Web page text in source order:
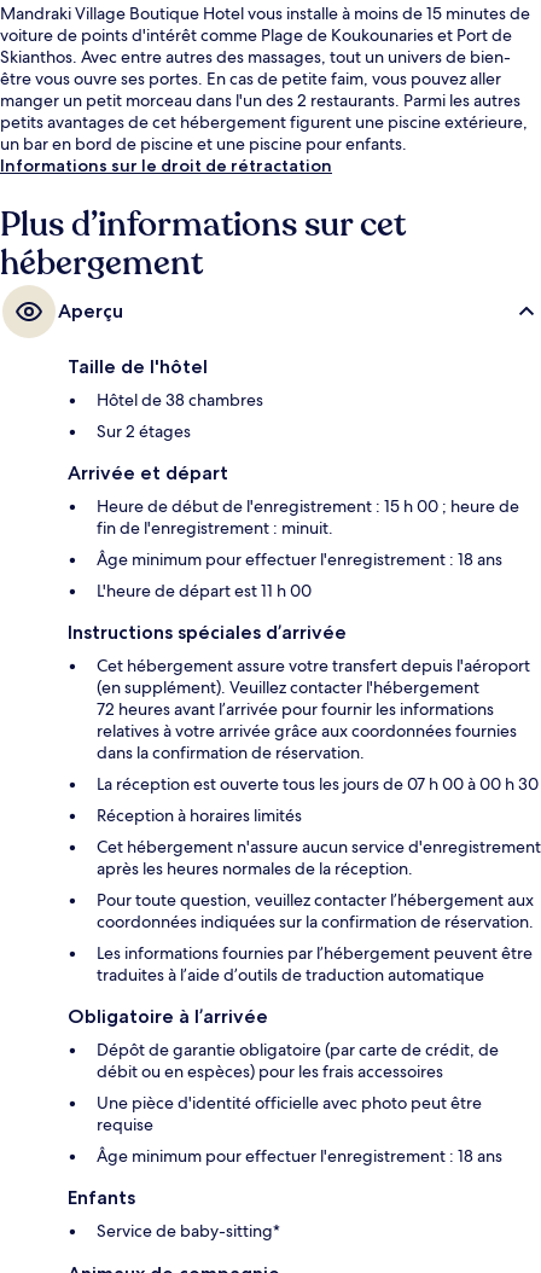
Mandraki Village Boutique Hotel vous installe à moins de 15 minutes de
voiture de points d'intérêt comme Plage de Koukounaries et Port de
Skianthos. Avec entre autres des massages, tout un univers de bien-
être vous ouvre ses portes. En cas de petite faim, vous pouvez aller
manger un petit morceau dans l'un des 2 restaurants. Parmi les autres
petits avantages de cet hébergement figurent une piscine extérieure,
un bar en bord de piscine et une piscine pour enfants.
Informations sur le droit de rétractation
Plus d’informations sur cet
hébergement
Aperçu
Taille de l'hôtel
Hôtel de 38 chambres
Sur 2 étages
Arrivée et départ
Heure de début de l'enregistrement : 15 h 00 ; heure de
fin de l'enregistrement : minuit.
Âge minimum pour effectuer l'enregistrement : 18 ans
L'heure de départ est 11 h 00
Instructions spéciales d’arrivée
Cet hébergement assure votre transfert depuis l'aéroport
(en supplément). Veuillez contacter l'hébergement
72 heures avant l’arrivée pour fournir les informations
relatives à votre arrivée grâce aux coordonnées fournies
dans la confirmation de réservation.
La réception est ouverte tous les jours de 07 h 00 à 00 h 30
Réception à horaires limités
Cet hébergement n'assure aucun service d'enregistrement
après les heures normales de la réception.
Pour toute question, veuillez contacter l’hébergement aux
coordonnées indiquées sur la confirmation de réservation.
Les informations fournies par l’hébergement peuvent être
traduites à l’aide d’outils de traduction automatique
Obligatoire à l’arrivée
Dépôt de garantie obligatoire (par carte de crédit, de
débit ou en espèces) pour les frais accessoires
Une pièce d'identité officielle avec photo peut être
requise
Âge minimum pour effectuer l'enregistrement : 18 ans
Enfants
Service de baby-sitting*